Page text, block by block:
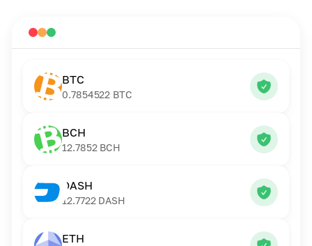
BTC
0.7854522 BTC
BCH
12.7852 BCH
DASH
12.7722 DASH
ETH